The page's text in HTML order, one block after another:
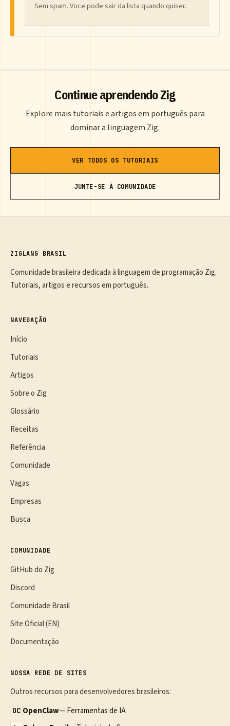
Sem spam. Voce pode sair da lista quando quiser.
Continue aprendendo Zig
Explore mais tutoriais e artigos em português para
dominar a linguagem Zig.
VER TODOS OS TUTORIAIS
JUNTE-SE À COMUNIDADE
ZIGLANG BRASIL
Comunidade brasileira dedicada à linguagem de programação Zig.
Tutoriais, artigos e recursos em português.
NAVEGAÇÃO
Início
Tutoriais
Artigos
Sobre o Zig
Glossário
Receitas
Referência
Comunidade
Vagas
Empresas
Busca
COMUNIDADE
GitHub do Zig
Discord
Comunidade Brasil
Site Oficial (EN)
Documentação
NOSSA REDE DE SITES
Outros recursos para desenvolvedores brasileiros:
OC OpenClaw— Ferramentas de IA